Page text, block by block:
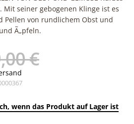
Mit seiner gebogenen Klinge ist es
Pellen von rundlichem Obst und
Ã„pfeln.
€
wenn das Produkt auf Lager ist